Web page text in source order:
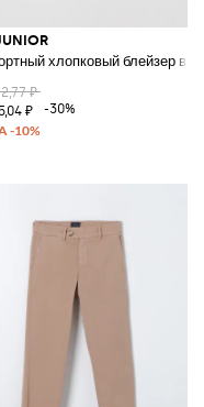
хлопковый блейзер в
₽
₽
-30%